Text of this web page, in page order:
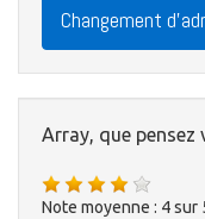
Changement
Array, que pensez
Note moyenne : 4sur